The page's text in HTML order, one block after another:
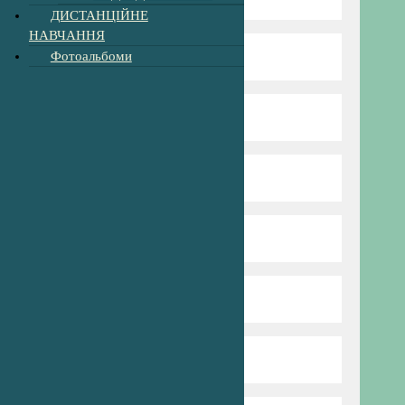
Режим та структура
ДИСТАНЦІЙНЕ
НАВЧАННЯ
Фотоальбоми